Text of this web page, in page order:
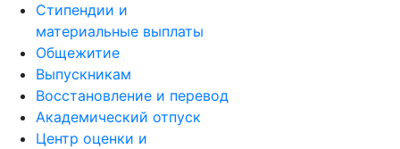
Стипендии и
материальные выплаты
Общежитие
Выпускникам
Восстановление и перевод
Академический отпуск
Центр оценки и